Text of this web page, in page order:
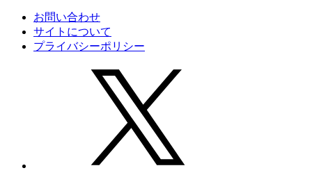
お問い合わせ
サイトについて
プライバシーポリシー